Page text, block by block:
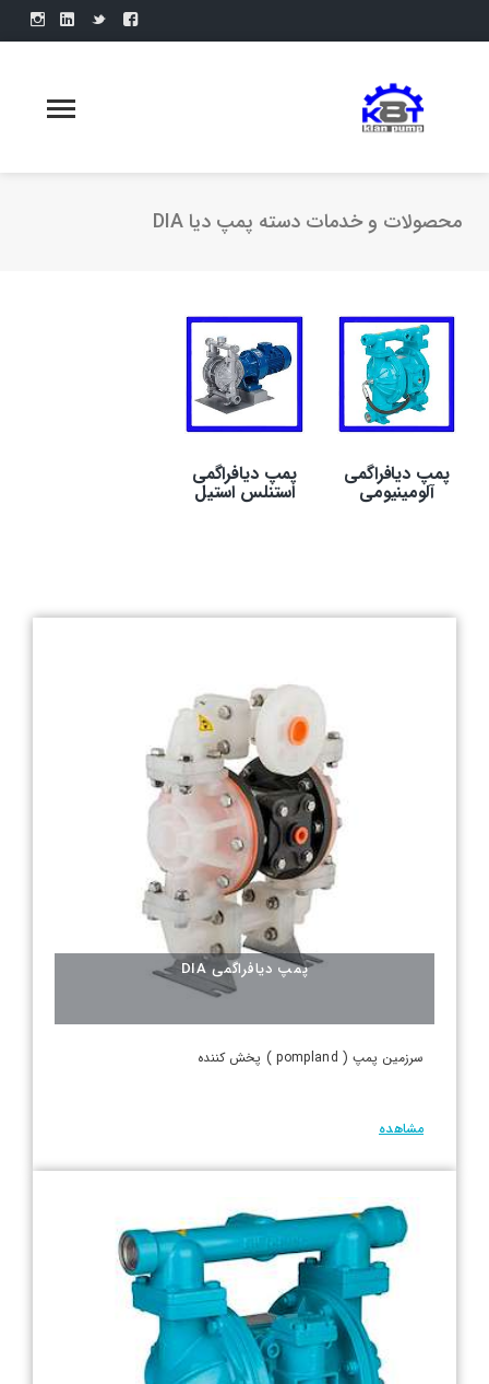
محصولات و خدمات دسته پمپ دیا DIA
پمپ دیافراگمی
آلومینیومی
پمپ دیافراگمی
استنلس استیل
پمپ دیافراگمی DIA
سرزمین پمپ ( pompland ) پخش کننده
مشاهده